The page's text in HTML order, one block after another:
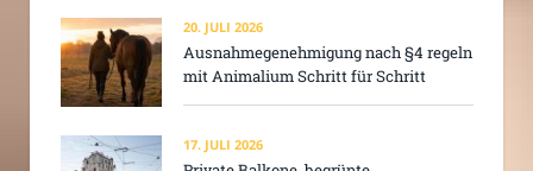
20. JULI 2026
Ausnahmegenehmigung nach §4 regeln
mit Animalium Schritt für Schritt
17. JULI 2026